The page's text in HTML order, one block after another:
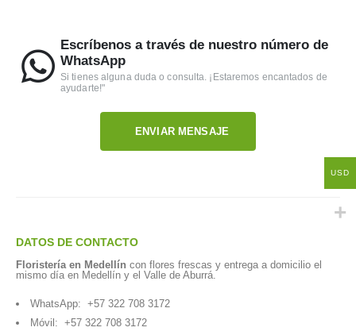
Escríbenos a través de nuestro número de
WhatsApp
Si tienes alguna duda o consulta. ¡Estaremos encantados de
ayudarte!"
ENVIAR MENSAJE
DATOS DE CONTACTO
Floristería en Medellín con flores frescas y entrega a domicilio el
mismo día en Medellín y el Valle de Aburrá.
WhatsApp: +57 322 708 3172
Móvil: +57 322 708 3172
USD